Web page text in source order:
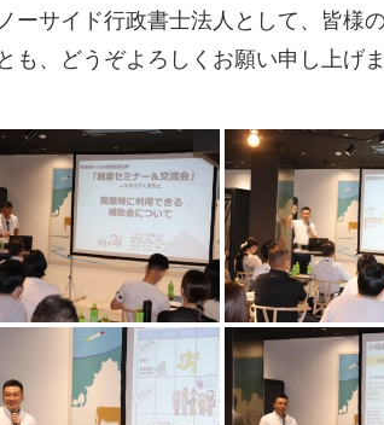
ーサイド行政書士法人として、皆様
も、どうぞよろしくお願い申し上げま